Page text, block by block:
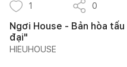
1 0
Ngơi House - Bản hòa
đại"
HIEUHOUSE